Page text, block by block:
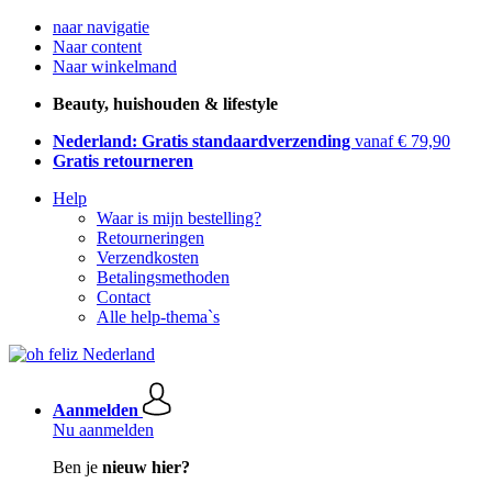
naar navigatie
Naar content
Naar winkelmand
Beauty, huishouden & lifestyle
Nederland: Gratis standaardverzending vanaf € 79,90
Gratis retourneren
Help
Waar is mijn bestelling?
Retourneringen
Verzendkosten
Betalingsmethoden
Contact
Alle help-thema`s
Aanmelden
Nu aanmelden
Ben je nieuw hier?